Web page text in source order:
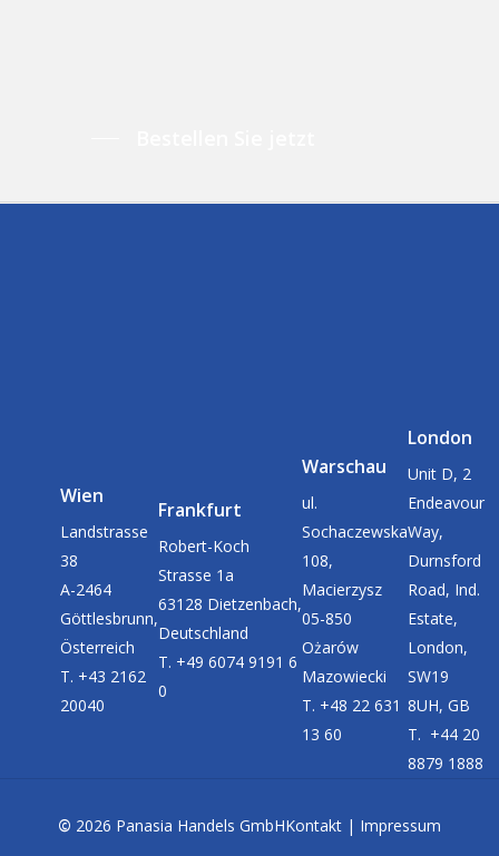
Wien
Landstrasse
38
A-2464
Göttlesbrunn,
Österreich
T. +43 2162
20040
Frankfurt
Robert-Koch
Strasse 1a
63128 Dietzenbach,
Deutschland
T. +49 6074 9191 6
0
Warschau
ul.
Sochaczewska
108,
Macierzysz
05-850
Ożarów
Mazowiecki
T. +48 22 631
13 60
London
Unit D, 2
Endeavour
Way,
Durnsford
Road, Ind.
Estate,
London,
SW19
8UH, GB
T. +44 20
8879 1888
© 2026 Panasia Handels GmbHKontakt| Impressum